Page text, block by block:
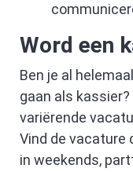
Word een
Ben je al
gaan als kassier?
variërende
Vind de vacature
in weekends,